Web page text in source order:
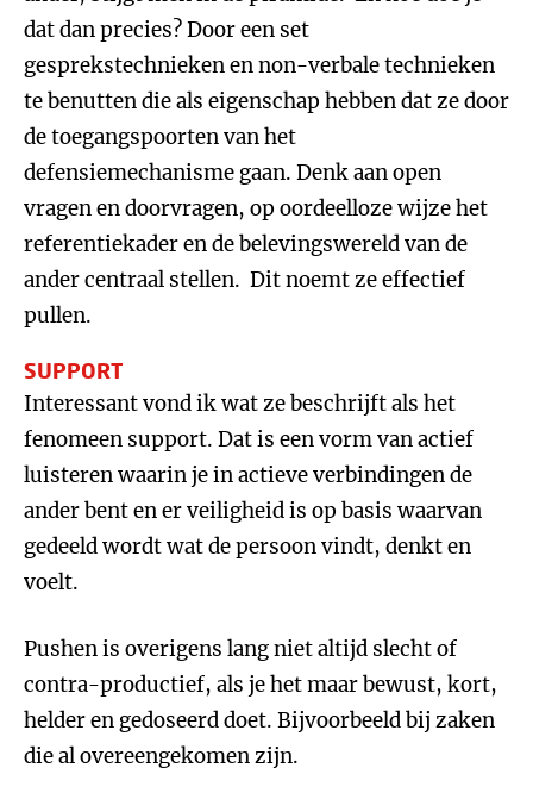
dat dan precies? Door een set
gesprekstechnieken en non-verbale technieken
te benutten die als eigenschap hebben dat ze door
de toegangspoorten van het
defensiemechanisme gaan. Denk aan open
vragen en doorvragen, op oordeelloze wijze het
referentiekader en de belevingswereld van de
ander centraal stellen. Dit noemt ze effectief
pullen.
SUPPORT
Interessant vond ik wat ze beschrijft als het
fenomeen support. Dat is een vorm van actief
luisteren waarin je in actieve verbindingen de
ander bent en er veiligheid is op basis waarvan
gedeeld wordt wat de persoon vindt, denkt en
voelt.
Pushen is overigens lang niet altijd slecht of
contra-productief, als je het maar bewust, kort,
helder en gedoseerd doet. Bijvoorbeeld bij zaken
die al overeengekomen zijn.